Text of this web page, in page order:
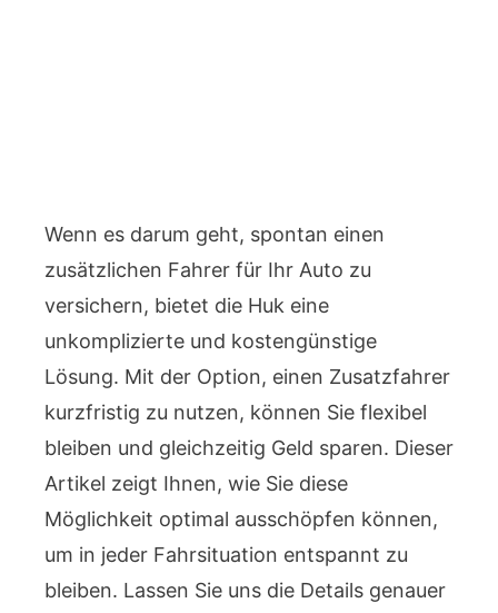
Wenn es darum geht, spontan einen
zusätzlichen Fahrer für Ihr Auto zu
versichern, bietet die Huk eine
unkomplizierte und kostengünstige
Lösung. Mit der Option, einen Zusatzfahrer
kurzfristig zu nutzen, können Sie flexibel
bleiben und gleichzeitig Geld sparen. Dieser
Artikel zeigt Ihnen, wie Sie diese
Möglichkeit optimal ausschöpfen können,
um in jeder Fahrsituation entspannt zu
bleiben. Lassen Sie uns die Details genauer